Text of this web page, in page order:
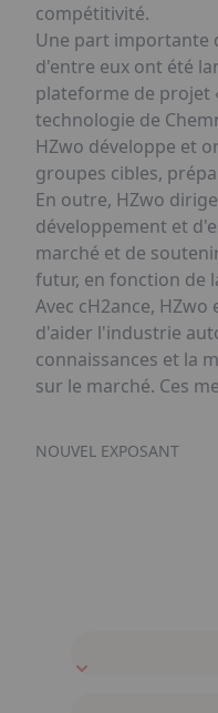
compétitivité.
Une part importante
d'entre eux ont été
plateforme de projet
technologie de
HZwo développe et
groupes cibles,
En outre, HZwo
développement et
marché et de
futur, en fonction de
Avec cH2ance,
d'aider l'industrie
connaissances et la
sur le marché. Ces
NOUVEL EXPOSANT